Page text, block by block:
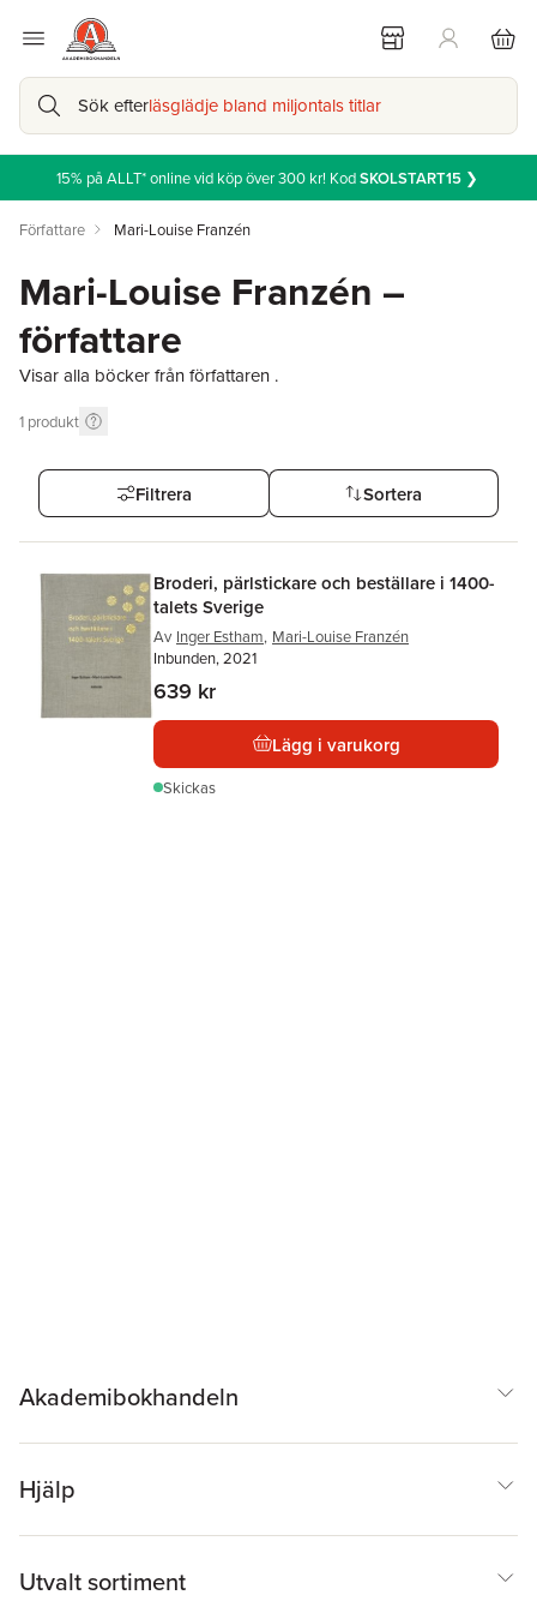
Sök efterläsglädje bland miljontals titlar
15% på ALLT* online vid köp över 300 kr! KodSKOLSTART15❯
Författare Mari-Louise Franzén
Mari-Louise Franzén –
författare
Visar alla böcker från författaren .
1 produkt
Filtrera Sortera
Broderi, pärlstickare och beställare i 1400-
talets Sverige
Av Inger Estham, Mari-Louise Franzén
Inbunden, 2021
639 kr
Lägg i varukorg
Skickas
Akademibokhandeln
Hjälp
Utvalt sortiment